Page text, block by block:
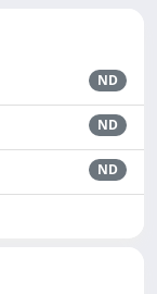
ND
ND
ND